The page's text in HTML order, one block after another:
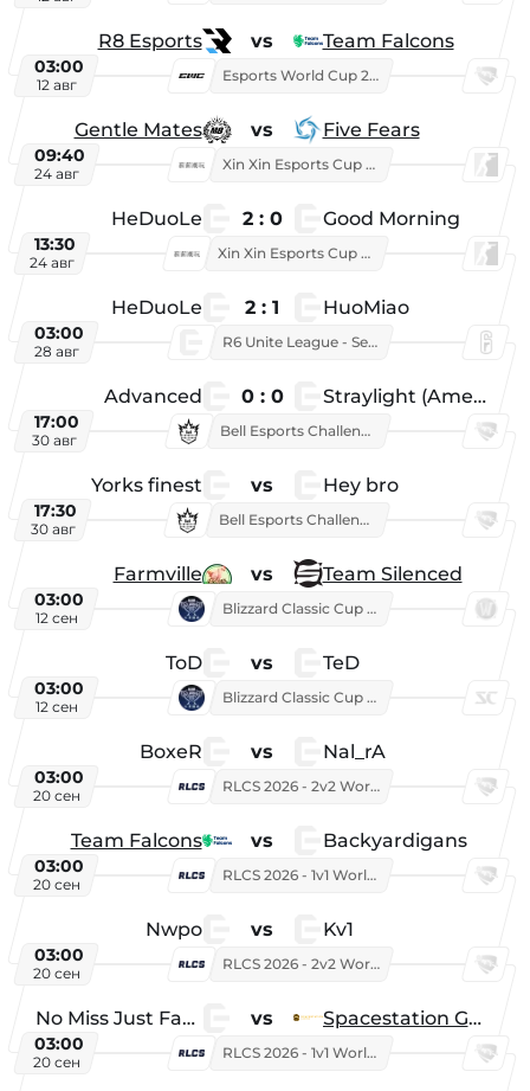
R8 Esports vs Team Falcons
03:00
12 авг
Esports World Cup 2026
Gentle Mates vs Five Fears
09:40
24 авг
Xin Xin Esports Cup 2025
HeDuoLe 2 : 0 Good Morning
13:30
24 авг
Xin Xin Esports Cup 2026
HeDuoLe 2 : 1 HuoMiao
03:00
28 авг
R6 Unite League - Season 1
Advanced 0 : 0 Straylight (American team)
17:00
30 авг
Bell Esports Challenge 2026
Yorks finest vs Hey bro
17:30
30 авг
Bell Esports Challenge 2026
Farmville vs Team Silenced
03:00
12 сен
Blizzard Classic Cup 2026
ToD vs TeD
03:00
12 сен
Blizzard Classic Cup 2026
BoxeR vs Nal_rA
03:00
20 сен
RLCS 2026 - 2v2 World Championship
Team Falcons vs Backyardigans
03:00
20 сен
RLCS 2026 - 1v1 World Championship
Nwpo vs Kv1
03:00
20 сен
RLCS 2026 - 2v2 World Championship
No Miss Just Fake vs Spacestation Gaming
03:00
20 сен
RLCS 2026 - 1v1 World Championship